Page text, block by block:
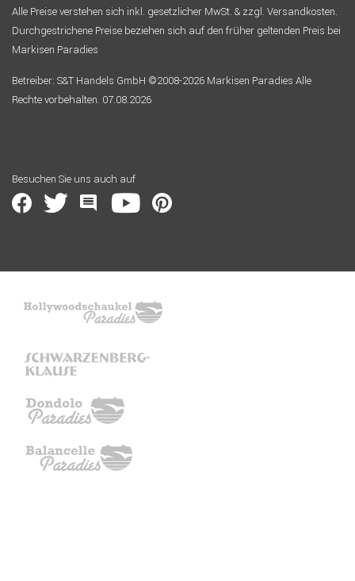
Alle Preise verstehen sich inkl. gesetzlicher MwSt. & zzgl. Versandkosten.
Durchgestrichene Preise beziehen sich auf den früher geltenden Preis bei
Markisen Paradies
Betreiber: S&T Handels GmbH ©2008-2026 Markisen Paradies Alle
Rechte vorbehalten. 07.08.2026
Besuchen Sie uns auch auf